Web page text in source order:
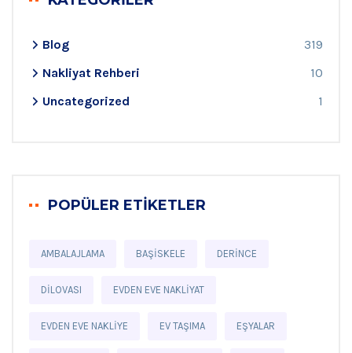
Blog
319
Nakliyat Rehberi
10
Uncategorized
1
POPÜLER ETIKETLER
AMBALAJLAMA BAŞISKELE DERINCE
DILOVASI EVDEN EVE NAKLIYAT
EVDEN EVE NAKLIYE EV TAŞIMA EŞYALAR